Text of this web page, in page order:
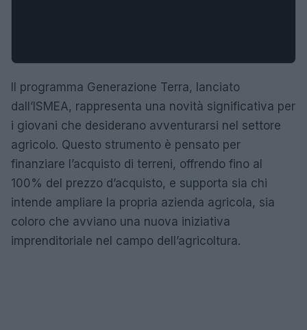
Il programma Generazione Terra, lanciato
dall’ISMEA, rappresenta una novità significativa per
i giovani che desiderano avventurarsi nel settore
agricolo. Questo strumento è pensato per
finanziare l’acquisto di terreni, offrendo fino al
100% del prezzo d’acquisto, e supporta sia chi
intende ampliare la propria azienda agricola, sia
coloro che avviano una nuova iniziativa
imprenditoriale nel campo dell’agricoltura.